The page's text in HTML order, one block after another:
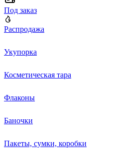
Под заказ
Распродажа
Укупорка
Косметическая тара
Флаконы
Баночки
Пакеты, сумки, коробки